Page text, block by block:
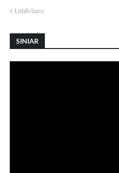
Lebih baru
SINIAR